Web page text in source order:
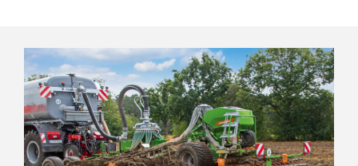
Palier de disque spécialement étanchéifié
Centrale de graissage électrique en option
En option, rouleau barres renforcé 600 pro
Montage usine du répartiteur Vogelsang et
des supports de descente côté AMAZONE
Catros+6003-2 pro
Largeur de travail : 6,0 m
Répartiteur SynCult DMX Vogelsang : DMX
570-24-50